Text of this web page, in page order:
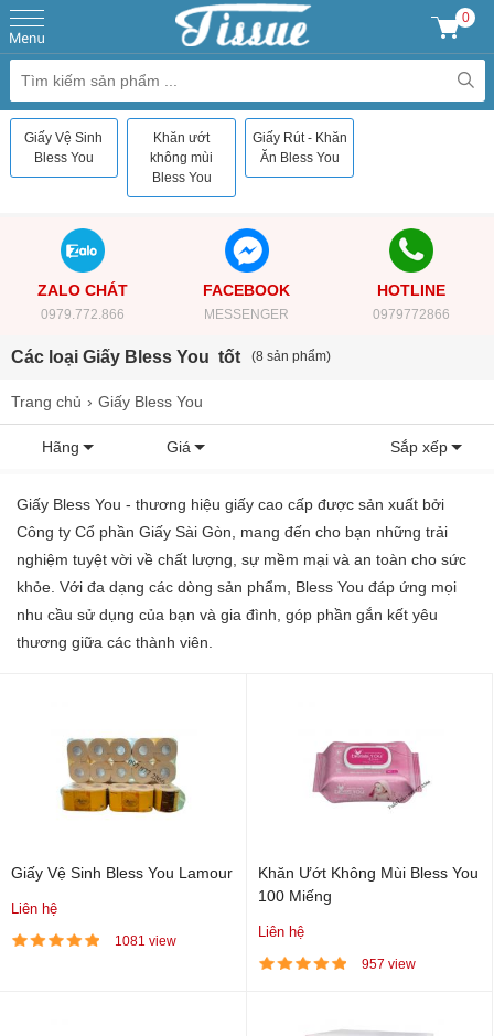
0
Giấy Vệ Sinh
Bless You
Khăn ướt
không mùi
Bless You
Giấy Rút - Khăn
Ăn Bless You
ZALO CHÁT
0979.772.866
FACEBOOK
MESSENGER
HOTLINE
0979772866
Các loại Giấy Bless You tốt (8 sản phẩm)
Trang chủ Giấy Bless You
Hãng Giá Sắp xếp
Giấy Bless You - thương hiệu giấy cao cấp được sản xuất bởi
Công ty Cổ phần Giấy Sài Gòn, mang đến cho bạn những trải
nghiệm tuyệt vời về chất lượng, sự mềm mại và an toàn cho sức
khỏe. Với đa dạng các dòng sản phẩm, Bless You đáp ứng mọi
nhu cầu sử dụng của bạn và gia đình, góp phần gắn kết yêu
thương giữa các thành viên.
Giấy Vệ Sinh Bless You Lamour
Liên hệ
1081 view
Khăn Ướt Không Mùi Bless You
100 Miếng
Liên hệ
957 view